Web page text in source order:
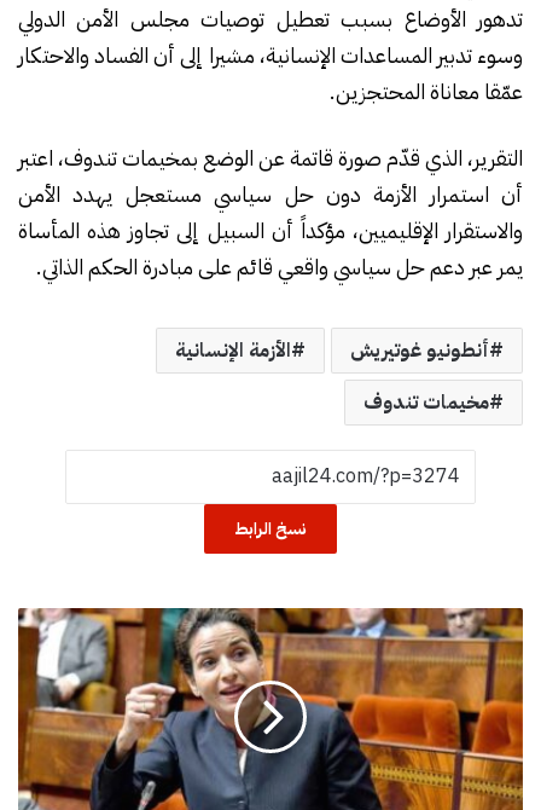
تدهور الأوضاع بسبب تعطيل توصيات مجلس الأمن الدولي
وسوء تدبير المساعدات الإنسانية، مشيرا إلى أن الفساد والاحتكار
عمّقا معاناة المحتجزين.
التقرير، الذي قدّم صورة قاتمة عن الوضع بمخيمات تندوف، اعتبر
أن استمرار الأزمة دون حل سياسي مستعجل يهدد الأمن
والاستقرار الإقليميين، مؤكداً أن السبيل إلى تجاوز هذه المأساة
يمر عبر دعم حل سياسي واقعي قائم على مبادرة الحكم الذاتي.
أنطونيو غوتيريش
الأزمة الإنسانية
مخيمات تندوف
نسخ الرابط
إ
ع
ف
ا
ء
ل
م